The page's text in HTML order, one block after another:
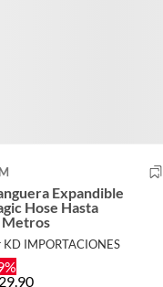
Expandible
Hose Hasta
Metros
KD IMPORTACIONES